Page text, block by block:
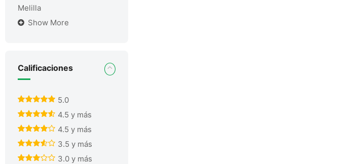
Melilla
Show More
Calificaciones
5.0
4.5 y más
4.5 y más
3.5 y más
3.0 y más